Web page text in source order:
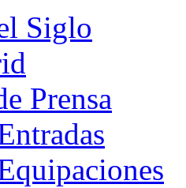
Siglo
Prensa